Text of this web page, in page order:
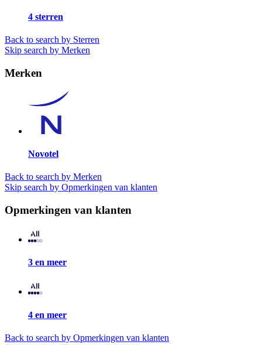
4 sterren
Back to search by Sterren
Skip search by Merken
Merken
Novotel
Back to search by Merken
Skip search by Opmerkingen van klanten
Opmerkingen van klanten
3 en meer
4 en meer
Back to search by Opmerkingen van klanten